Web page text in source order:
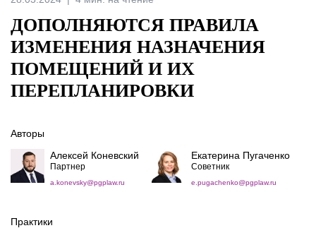
ДОПОЛНЯЮТСЯ ПРАВИЛА
ИЗМЕНЕНИЯ НАЗНАЧЕНИЯ
ПОМЕЩЕНИЙ И ИХ
ПЕРЕПЛАНИРОВКИ
Авторы
Алексей Коневский
Партнер
a.konevsky@pgplaw.ru
Екатерина Пугаченко
Советник
e.pugachenko@pgplaw.ru
Практики